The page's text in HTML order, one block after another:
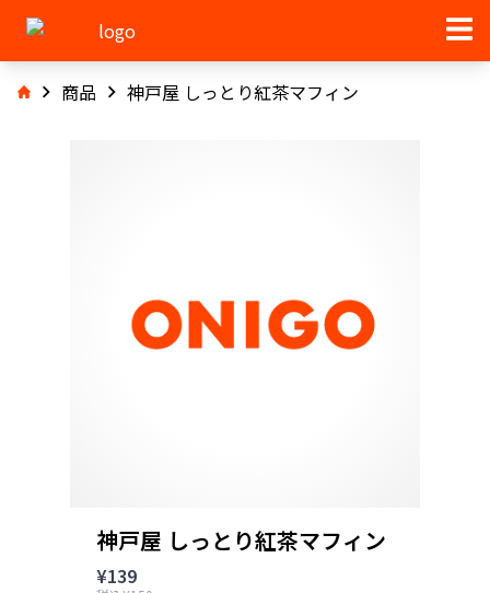
商品 神戸屋 しっとり紅茶マフィン
神戸屋 しっとり紅茶マフィン
¥139